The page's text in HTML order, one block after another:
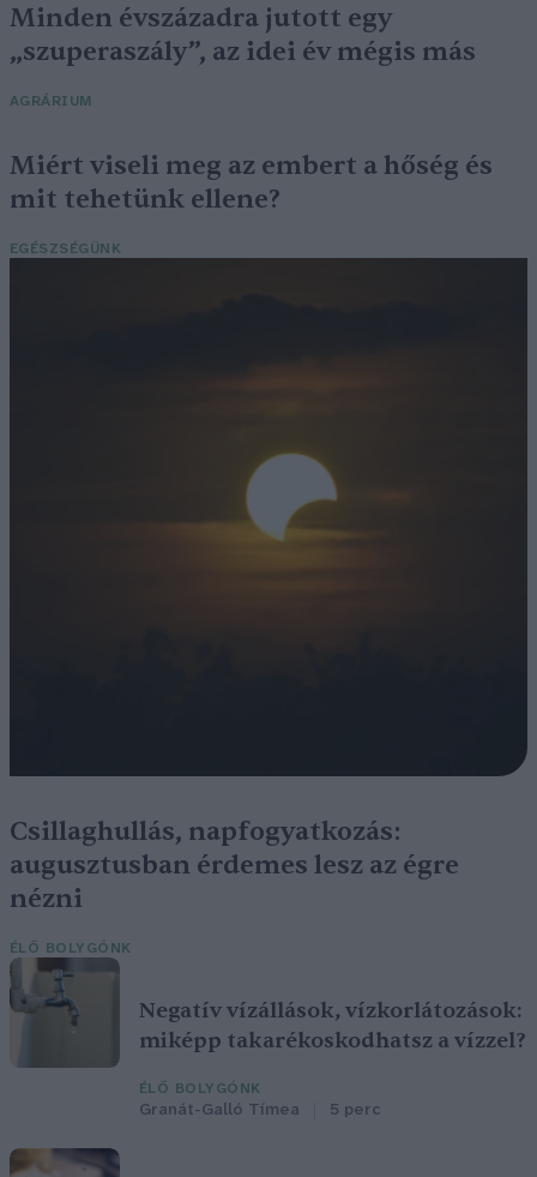
Minden évszázadra jutott egy
„szuperaszály”, az idei év mégis más
AGRÁRIUM
Miért viseli meg az embert a hőség és
mit tehetünk ellene?
EGÉSZSÉGÜNK
Csillaghullás, napfogyatkozás:
augusztusban érdemes lesz az égre
nézni
ÉLŐ BOLYGÓNK
Negatív vízállások, vízkorlátozások:
miképp takarékoskodhatsz a vízzel?
ÉLŐ BOLYGÓNK
Granát-Galló Tímea 5 perc